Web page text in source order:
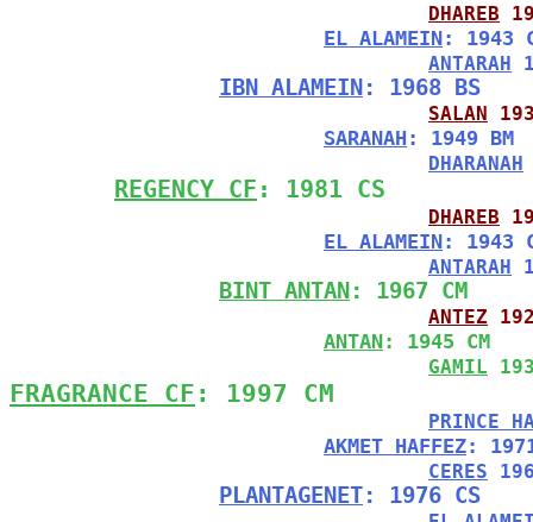
DHAREB
EL ALAMEIN: 1943
ANTARAH
IBN ALAMEIN: 1968 BS
SALAN
SARANAH : 1949 BM
DHARANAH
REGENCY CF : 1981 CS
DHAREB
EL ALAMEIN: 1943
ANTARAH
BINT ANTAN: 1967 CM
ANTEZ
ANTAN: 1945 CM
GAMIL
FRAGRANCE CF : 1997 CM
PRINCE
AKMET HAFFEZ:
CERES
PLANTAGENET: 1976 CS